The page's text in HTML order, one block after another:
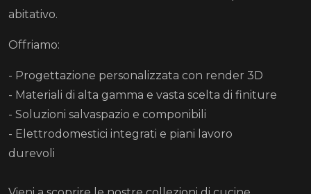
abitativo.
Offriamo:
- Progettazione personalizzata con render 3D
- Materiali di alta gamma e vasta scelta di finiture
- Soluzioni salvaspazio e componibili
- Elettrodomestici integrati e piani lavoro
durevoli